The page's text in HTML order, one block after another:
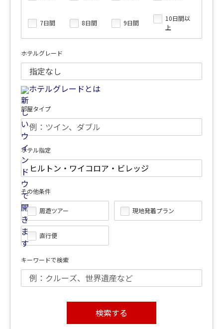
7日間 8日間 9日間
10日間以
上
ホテルグレード
ホテルグレードとは
部屋タイプ
ホテル指定
その他条件
周遊ツアー 現地発着プラン
直行便
キーワードで検索
検索する